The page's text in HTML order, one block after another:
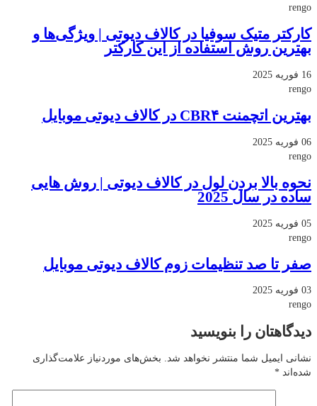
rengo
کارکتر متیک سوفیا در کالاف دیوتی | ویژگی‌ها و
بهترین روش استفاده از این کارکتر
16 فوریه 2025
rengo
بهترین اتچمنت CBR۴ در کالاف دیوتی موبایل
06 فوریه 2025
rengo
نحوه بالا بردن لول در کالاف دیوتی | روش هایی
ساده در سال 2025
05 فوریه 2025
rengo
صفر تا صد تنظیمات زوم کالاف دیوتی موبایل
03 فوریه 2025
rengo
دیدگاهتان را بنویسید
نشانی ایمیل شما منتشر نخواهد شد. بخش‌های موردنیاز علامت‌گذاری
شده‌اند *